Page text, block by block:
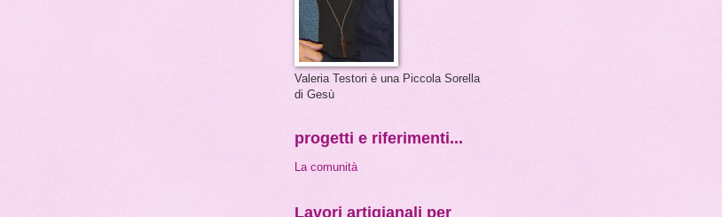
Valeria Testori è una Piccola Sorella
di Gesù
progetti e riferimenti...
La comunità
Lavori artigianali per